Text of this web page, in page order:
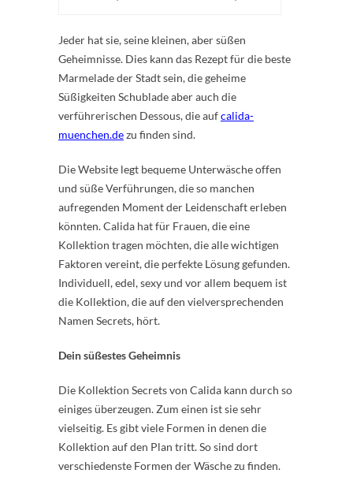
Jeder hat sie, seine kleinen, aber süßen
Geheimnisse. Dies kann das Rezept für die beste
Marmelade der Stadt sein, die geheime
Süßigkeiten Schublade aber auch die
verführerischen Dessous, die aufcalida-
muenchen.dezu finden sind.
Die Website legt bequeme Unterwäsche offen
und süße Verführungen, die so manchen
aufregenden Moment der Leidenschaft erleben
könnten. Calida hat für Frauen, die eine
Kollektion tragen möchten, die alle wichtigen
Faktoren vereint, die perfekte Lösung gefunden.
Individuell, edel, sexy und vor allem bequem ist
die Kollektion, die auf den vielversprechenden
Namen Secrets, hört.
Dein süßestes Geheimnis
Die Kollektion Secrets von Calida kann durch so
einiges überzeugen. Zum einen ist sie sehr
vielseitig. Es gibt viele Formen in denen die
Kollektion auf den Plan tritt. So sind dort
verschiedenste Formen der Wäsche zu finden.